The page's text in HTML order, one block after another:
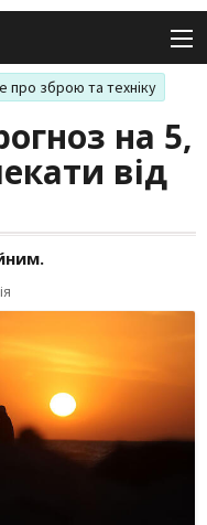
про зброю та техніку
на 5,
від